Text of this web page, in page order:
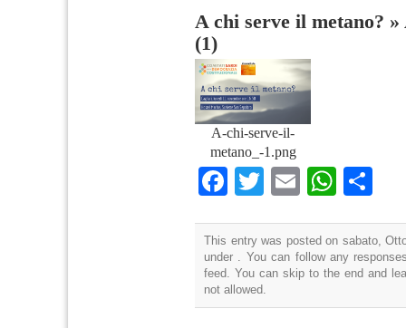
A chi serve il metano? »
(1)
A-chi-serve-il-
metano_-1.png
Facebook
TwitterEmail
This entry was posted on sabato,
under . You can follow any
feed. You can skip to the end and
not allowed.